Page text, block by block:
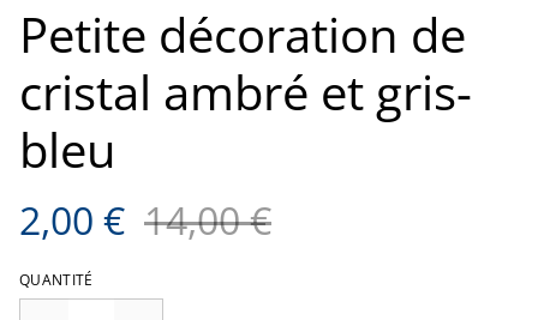
Petite décoration de
cristal ambré et gris-
bleu
2,00 € 14,00 €
QUANTITÉ